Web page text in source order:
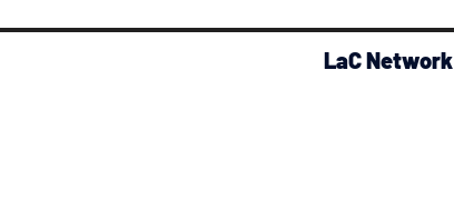
LaC Network